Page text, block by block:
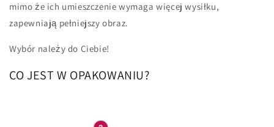
mimo że ich umieszczenie wymaga więcej wysiłku,
zapewniają pełniejszy obraz.
Wybór należy do Ciebie!
CO JEST W OPAKOWANIU?